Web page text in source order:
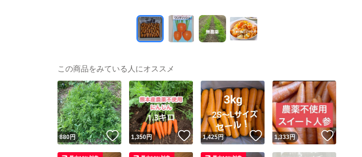
この商品をみている人にオススメ
880円 いいね！
1,350円 いいね！
1,425円 いいね！
1,333円 いいね！